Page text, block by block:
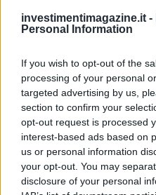
investimentimagazine.it -
Personal Information
If you wish to opt-out of the
processing of your personal
targeted advertising by us,
section to confirm your
opt-out request is processed
interest-based ads based on
us or personal information
your opt-out. You may
disclosure of your personal
specializzata è diventata
Questa iniziativa è il
Confapi Varese, Synergie
diverse aziende locali, con
professionisti e garantire
fondamentale per il rilancio
cruciale per l’economia
Nel contesto attuale, dove